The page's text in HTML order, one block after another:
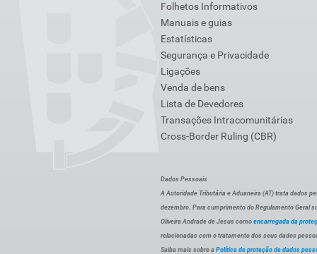
Folhetos Informativos
Manuais e guias
Estatísticas
Segurança e Privacidade
Ligações
Venda de bens
Lista de Devedores
Transações Intracomunitárias
Cross-Border Ruling (CBR)
Dados Pessoais
A Autoridade Tributária e Aduaneira (AT) trata dados
dezembro. Para cumprimento do Regulamento Geral
Oliveira Andrade de Jesus como encarregada da
relacionadas com o tratamento dos seus dados
Saiba mais sobre a Política de proteção de dados